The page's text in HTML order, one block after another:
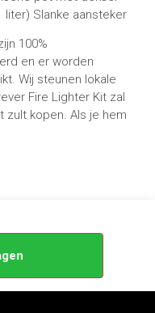
liter) Slanke aansteker
100%
en er worden
Wij steunen lokale
Fire Lighter Kit zal
zult kopen. Als je hem